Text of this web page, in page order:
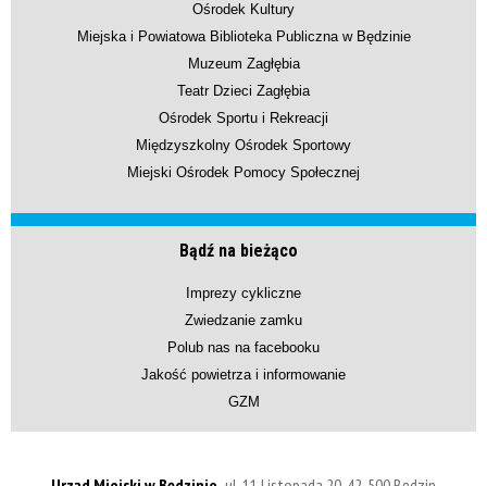
Ośrodek Kultury
Miejska i Powiatowa Biblioteka Publiczna w Będzinie
Muzeum Zagłębia
Teatr Dzieci Zagłębia
Ośrodek Sportu i Rekreacji
Międzyszkolny Ośrodek Sportowy
Miejski Ośrodek Pomocy Społecznej
Bądź na bieżąco
Imprezy cykliczne
Zwiedzanie zamku
Polub nas na facebooku
Jakość powietrza i informowanie
GZM